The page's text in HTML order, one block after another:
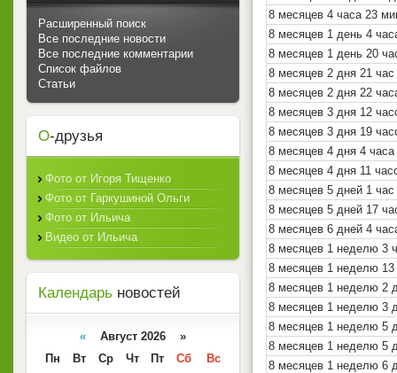
8 месяцев 4 часа 23
8 месяцев 1 день 4
8 месяцев 1 день 20
8 месяцев 2 дня 21
8 месяцев 2 дня 22
8 месяцев 3 дня 12
8 месяцев 3 дня 19
8 месяцев 4 дня 4
8 месяцев 4 дня 11
8 месяцев 5 дней 1
8 месяцев 5 дней 17
8 месяцев 6 дней 4
8 месяцев 1 неделю 3
8 месяцев 1 неделю 13
8 месяцев 1 неделю 2
8 месяцев 1 неделю 3
8 месяцев 1 неделю 5
8 месяцев 1 неделю 5
8 месяцев 1 неделю 6
Расширенный поиск
Все последние новости
Все последние комментарии
Список файлов
Статьи
О-друзья
Фото от Игоря Тищенко
Фото от Гаркушиной Ольги
Фото от Ильича
Видео от Ильича
Календарь новостей
« Август 2026 »
Пн
Вт Ср Чт Пт Сб
Вс